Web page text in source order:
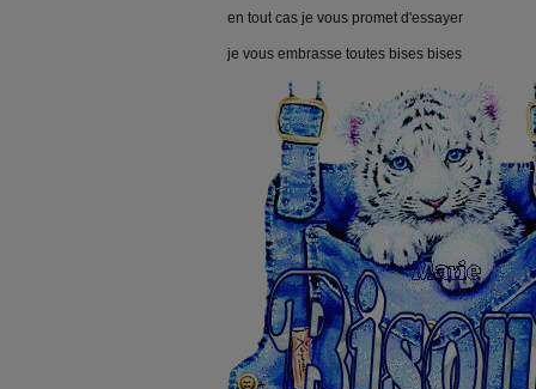
en tout cas je vous promet d'essayer
je vous embrasse toutes bises bises